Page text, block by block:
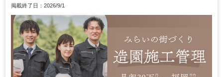
掲載終了日：2026/9/1